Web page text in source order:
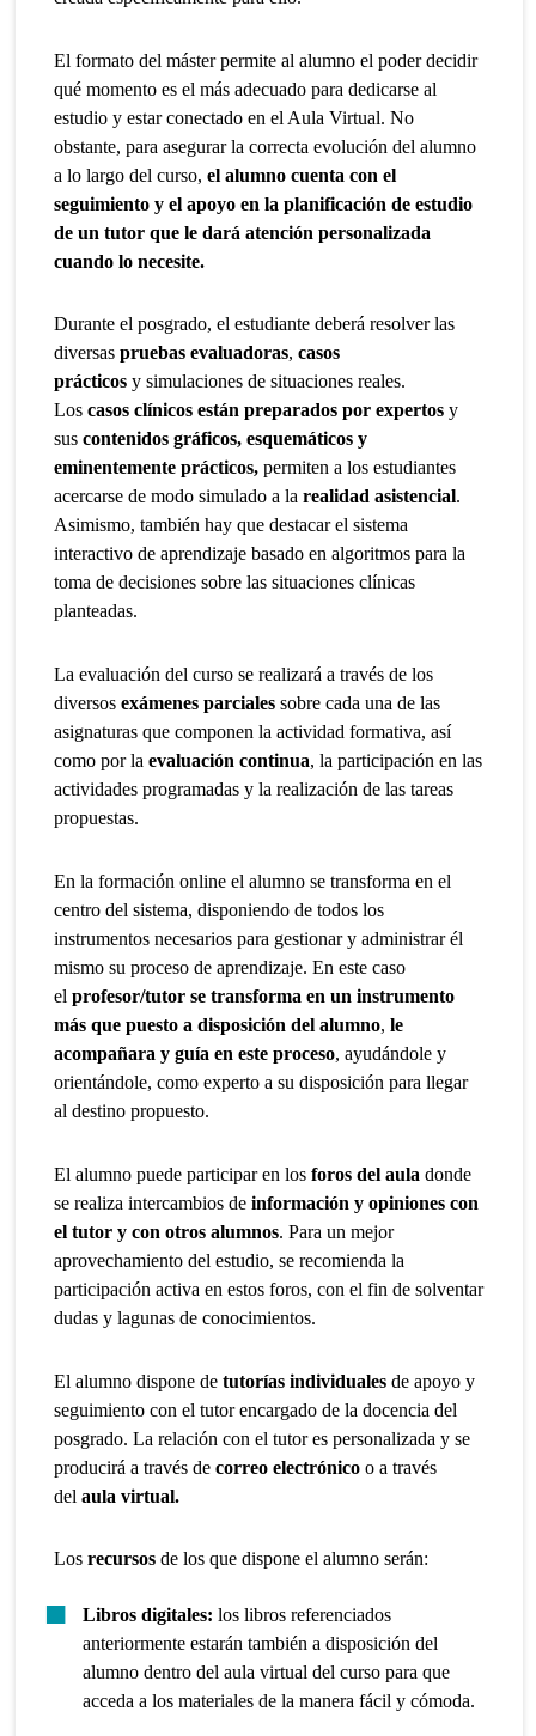
El formato del máster permite al alumno el poder decidir
qué momento es el más adecuado para dedicarse al
estudio y estar conectado en el Aula Virtual. No
obstante, para asegurar la correcta evolución del alumno
a lo largo del curso,el alumno cuenta con el
seguimiento y el apoyo en la planificación de estudio
de un tutor que le dará atención personalizada
cuando lo necesite.
Durante el posgrado, el estudiante deberá resolver las
diversaspruebas evaluadoras,casos
prácticos y simulaciones de situaciones reales.
Loscasos clínicos están preparados por expertos y
suscontenidos gráficos, esquemáticos y
eminentemente prácticos,permiten a los estudiantes
acercarse de modo simulado a larealidad asistencial.
Asimismo, también hay que destacar el sistema
interactivo de aprendizaje basado en algoritmos para la
toma de decisiones sobre las situaciones clínicas
planteadas.
La evaluación del curso se realizará a través de los
diversosexámenes parciales sobre cada una de las
asignaturas que componen la actividad formativa, así
como por laevaluación continua, la participación en las
actividades programadas y la realización de las tareas
propuestas.
En la formación online el alumno se transforma en el
centro del sistema, disponiendo de todos los
instrumentos necesarios para gestionar y administrar él
mismo su proceso de aprendizaje. En este caso
elprofesor/tutor se transforma en un instrumento
más que puesto a disposición del alumno,le
acompañara y guía en este proceso, ayudándole y
orientándole, como experto a su disposición para llegar
al destino propuesto.
El alumno puede participar en losforos del aula donde
se realiza intercambios deinformación y opiniones con
el tutor y con otros alumnos. Para un mejor
aprovechamiento del estudio, se recomienda la
participación activa en estos foros, con el fin de solventar
dudas y lagunas de conocimientos.
El alumno dispone detutorías individuales de apoyo y
seguimiento con el tutor encargado de la docencia del
posgrado. La relación con el tutor es personalizada y se
producirá a través decorreo electrónico o a través
delaula virtual.
Losrecursos de los que dispone el alumno serán:
Libros digitales:los libros referenciados
anteriormente estarán también a disposición del
alumno dentro del aula virtual del curso para que
acceda a los materiales de la manera fácil y cómoda.